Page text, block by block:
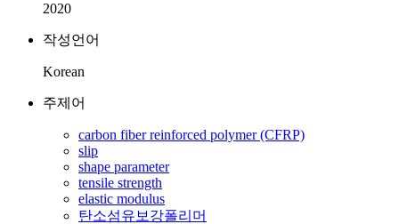
2020
작성언어
Korean
주제어
carbon fiber reinforced polymer (CFRP)
slip
shape parameter
tensile strength
elastic modulus
탄소섬유보강폴리머